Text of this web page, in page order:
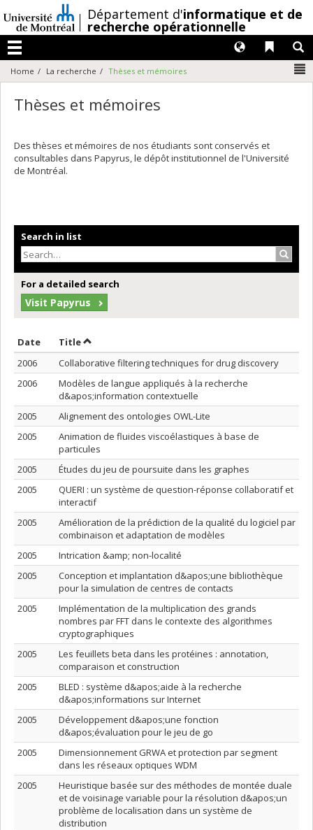
au
contenu
/Département d'informatique et de
recherche opérationnelle
Menu
Liens
Langues
Home La recherche Thèses et mémoires
Thèses et mémoires
Des thèses et mémoires de nos étudiants sont conservés et
consultables dans Papyrus, le dépôt institutionnel de l'Université
de Montréal.
Search in list
For a detailed search
Visit Papyrus
Date Sort by date in ascending order
TitleSort by title in ascending order
2006
Collaborative filtering techniques for drug discovery
2006
Modèles de langue appliqués à la recherche
d&apos;information contextuelle
2005
Alignement des ontologies OWL-Lite
2005
Animation de fluides viscoélastiques à base de
particules
2005
Études du jeu de poursuite dans les graphes
2005
QUERI : un système de question-réponse collaboratif et
interactif
2005
Amélioration de la prédiction de la qualité du logiciel par
combinaison et adaptation de modèles
2005
Intrication &amp; non-localité
2005
Conception et implantation d&apos;une bibliothèque
pour la simulation de centres de contacts
2005
Implémentation de la multiplication des grands
nombres par FFT dans le contexte des algorithmes
cryptographiques
2005
Les feuillets beta dans les protéines : annotation,
comparaison et construction
2005
BLED : système d&apos;aide à la recherche
d&apos;informations sur Internet
2005
Développement d&apos;une fonction
d&apos;évaluation pour le jeu de go
2005
Dimensionnement GRWA et protection par segment
dans les réseaux optiques WDM
2005
Heuristique basée sur des méthodes de montée duale
et de voisinage variable pour la résolution d&apos;un
problème de localisation dans un système de
distribution